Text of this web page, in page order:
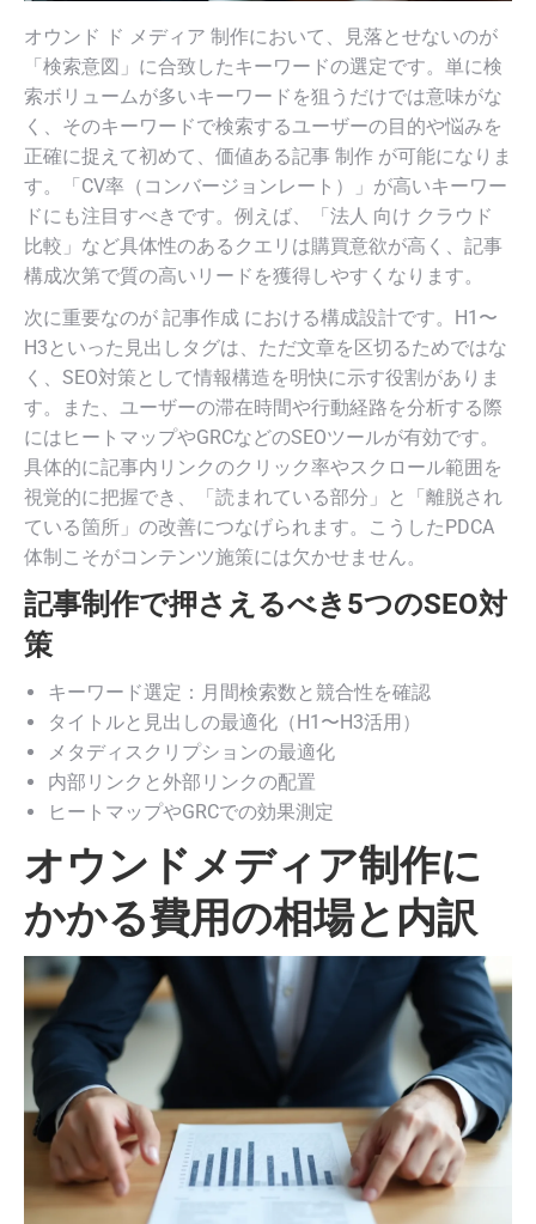
オウンド ド メディア 制作において、見落とせないのが
「検索意図」に合致したキーワードの選定です。単に検
索ボリュームが多いキーワードを狙うだけでは意味がな
く、そのキーワードで検索するユーザーの目的や悩みを
正確に捉えて初めて、価値ある記事 制作 が可能になりま
す。「CV率（コンバージョンレート）」が高いキーワー
ドにも注目すべきです。例えば、「法人 向け クラウド
比較」など具体性のあるクエリは購買意欲が高く、記事
構成次第で質の高いリードを獲得しやすくなります。
次に重要なのが 記事作成 における構成設計です。H1〜
H3といった見出しタグは、ただ文章を区切るためではな
く、SEO対策として情報構造を明快に示す役割がありま
す。また、ユーザーの滞在時間や行動経路を分析する際
にはヒートマップやGRCなどのSEOツールが有効です。
具体的に記事内リンクのクリック率やスクロール範囲を
視覚的に把握でき、「読まれている部分」と「離脱され
ている箇所」の改善につなげられます。こうしたPDCA
体制こそがコンテンツ施策には欠かせません。
記事制作で押さえるべき5つのSEO対
策
キーワード選定：月間検索数と競合性を確認
タイトルと見出しの最適化（H1〜H3活用）
メタディスクリプションの最適化
内部リンクと外部リンクの配置
ヒートマップやGRCでの効果測定
オウンドメディア制作に
かかる費用の相場と内訳